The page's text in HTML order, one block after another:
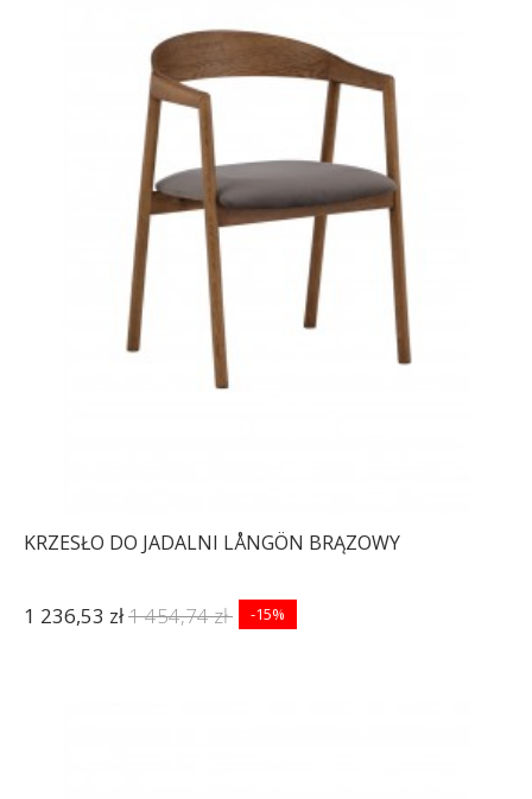
KRZESŁO DO JADALNI LÅNGÖN BRĄZOWY
1 236,53 zł1 454,74 zł -15%